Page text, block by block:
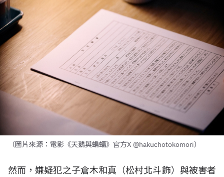
（圖片來源：電影《天鵝與蝙蝠》官方X @hakuchotokomori）
然而，嫌疑犯之子倉木和真（松村北斗飾）與被害者